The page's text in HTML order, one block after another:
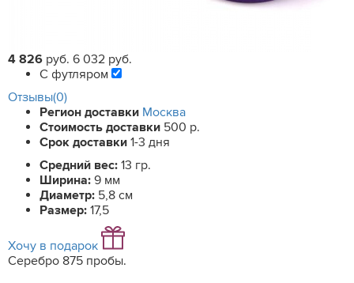
4 826 руб. 6 032 руб.
С футляром
Отзывы(0)
Регион доставки Москва
Стоимость доставки 500 р.
Срок доставки 1-3 дня
Средний вес: 13 гр.
Ширина: 9 мм
Диаметр: 5,8 см
Размер: 17,5
Хочу в подарок
Серебро 875 пробы.